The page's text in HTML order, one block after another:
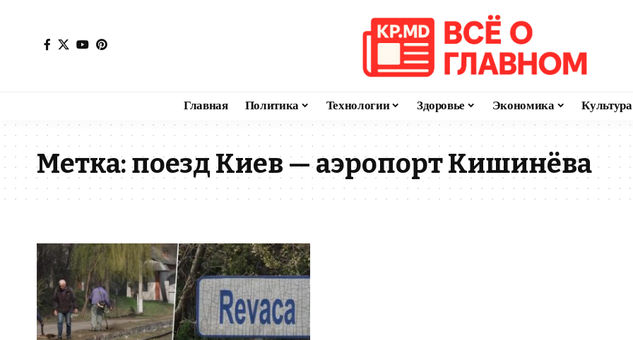
Главная Политика Технологии Здоровье Экономика Культура
Метка:поезд Киев — аэропорт Кишинёва